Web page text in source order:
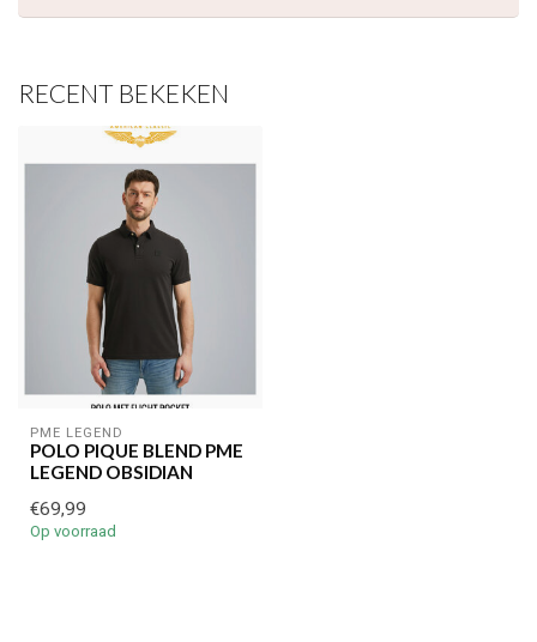
RECENT BEKEKEN
PME LEGEND
POLO PIQUE BLEND PME
LEGEND OBSIDIAN
€69,99
Op voorraad